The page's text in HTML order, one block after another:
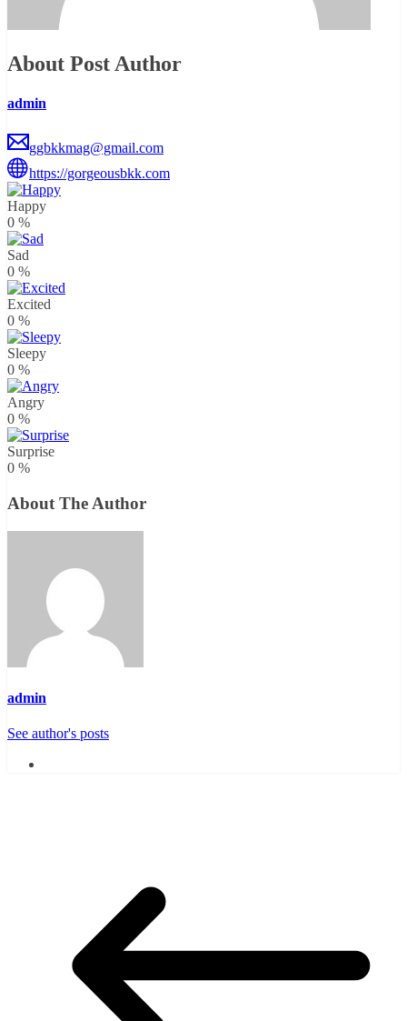
About Post Author
admin
ggbkkmag@gmail.com
https://gorgeousbkk.com
Happy
0 %
Sad
0 %
Excited
0 %
Sleepy
0 %
Angry
0 %
Surprise
0 %
About The Author
admin
See author's posts